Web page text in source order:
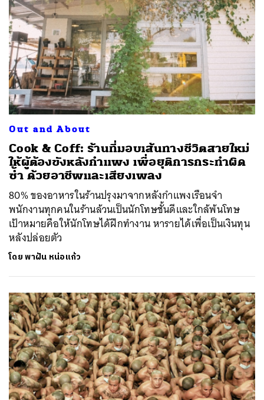
Out and About
Cook & Coff: ร้านที่มอบเส้นทางชีวิตสายใหม่
ให้ผู้ต้องขังหลังกำแพง เพื่อยุติการกระทำผิด
ซ้ำ ด้วยอาชีพและเสียงเพลง
80% ของอาหารในร้านปรุงมาจากหลังกำแพงเรือนจำ
พนักงานทุกคนในร้านล้วนเป็นนักโทษชั้นดีและใกล้พ้นโทษ
เป้าหมายคือให้นักโทษได้ฝึกทำงาน หารายได้เพื่อเป็นเงินทุน
หลังปล่อยตัว
โดยพาฝัน หน่อแก้ว